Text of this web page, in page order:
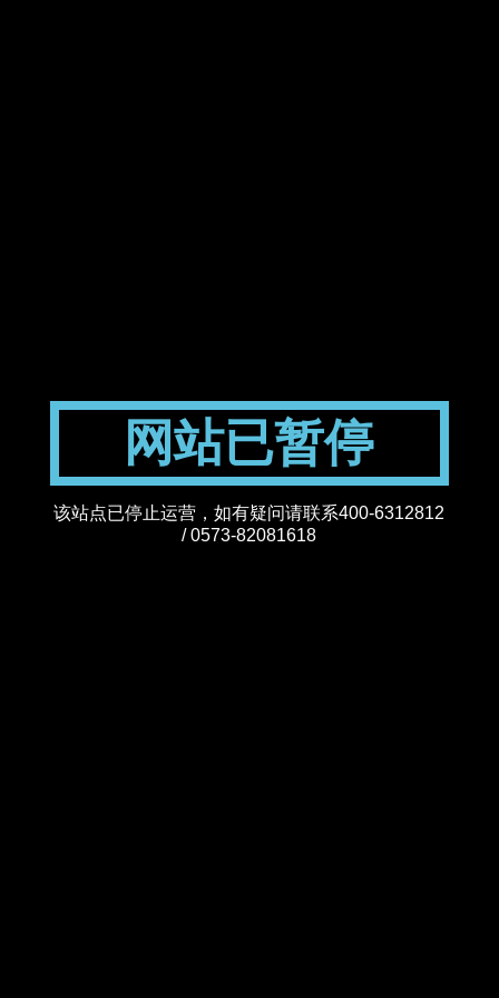
网站已暂停
该站点已停止运营，如有疑问请联系400-6312812
/ 0573-82081618